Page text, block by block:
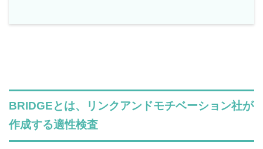
BRIDGEとは、リンクアンドモチベーション社が
作成する適性検査